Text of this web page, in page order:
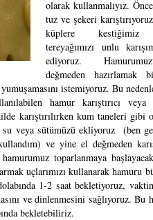
olarak kullanmalıyız.
tuz ve şekeri
küplere kestiğimiz
tereyağımızı unlu
ediyoruz.
değmeden hazırlamak
istemiyoruz. Bu
hamur karıştırıcı veya
karıştırılırken kum taneleri gibi
veya sütümüzü ekliyoruz (ben
ve yine el değmeden
toparlanmaya
uçlarımızı kullanarak hamuru
1-2 saat bekletiyoruz,
ve dinlenmesini sağlıyoruz. Bu
bekletebiliriz.